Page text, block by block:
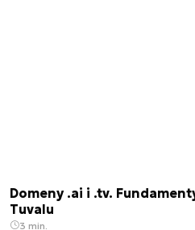
Domeny .ai i .tv.
Tuvalu
3 min.